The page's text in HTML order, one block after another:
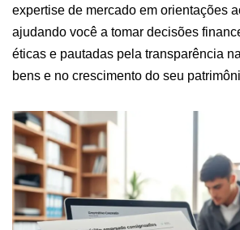
expertise de mercado em orientações
ajudando você a tomar decisões
éticas e pautadas pela transparência
bens e no crescimento do seu